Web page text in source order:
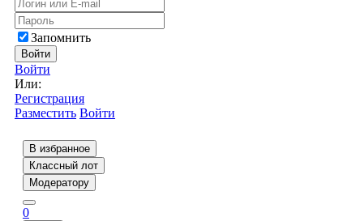
Запомнить
Войти
Войти
Или:
Регистрация
Разместить Войти
В избранное
Классный лот
Модератору
0